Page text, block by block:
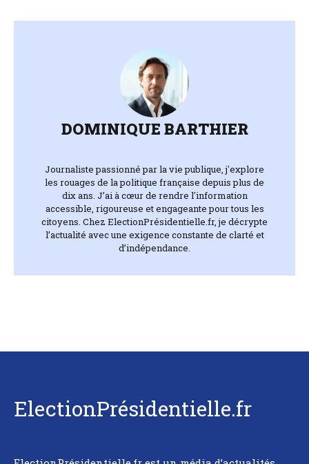
DOMINIQUE BARTHIER
Journaliste passionné par la vie publique, j'explore
les rouages de la politique française depuis plus de
dix ans. J’ai à cœur de rendre l'information
accessible, rigoureuse et engageante pour tous les
citoyens. Chez ElectionPrésidentielle.fr, je décrypte
l’actualité avec une exigence constante de clarté et
d’indépendance.
ElectionPrésidentielle.fr